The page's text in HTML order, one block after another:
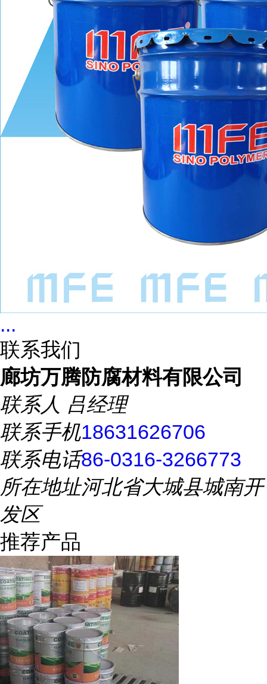
...
联系我们
廊坊万腾防腐材料有限公司
联系人 吕经理
联系手机18631626706
联系电话86-0316-3266773
所在地址河北省大城县城南开
发区
推荐产品